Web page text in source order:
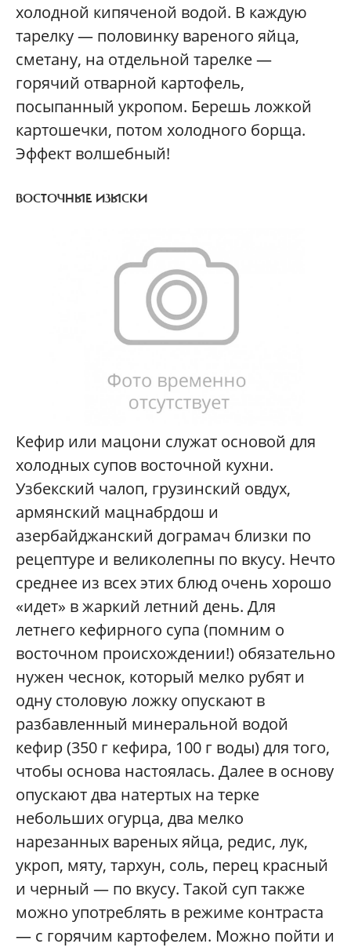
холодной кипяченой водой. В каждую
тарелку — половинку вареного яйца,
сметану, на отдельной тарелке —
горячий отварной картофель,
посыпанный укропом. Берешь ложкой
картошечки, потом холодного борща.
Эффект волшебный!
ВОСТОЧНЫЕ ИЗЫСКИ
Кефир или мацони служат основой для
холодных супов восточной кухни.
Узбекский чалоп, грузинский овдух,
армянский мацнабр­дош и
азербайджанский дограмач близки по
рецептуре и великолепны по вкусу. Нечто
среднее из всех этих блюд очень хорошо
«идет» в жаркий летний день. Для
летнего кефирного супа (помним о
восточном происхождении!) обязательно
нужен чеснок, который мелко рубят и
одну столовую ложку опускают в
разбавленный минеральной водой
кефир (350 г кефира, 100 г воды) для того,
чтобы основа настоялась. Далее в основу
опускают два натертых на терке
небольших огурца, два мелко
нарезанных вареных яйца, редис, лук,
укроп, мяту, тархун, соль, перец красный
и черный — по вкусу. Такой суп также
можно употреблять в режиме контраста
— с горячим картофелем. Можно пойти и